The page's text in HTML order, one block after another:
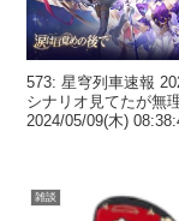
573: 星穹列車速報
シナリオ見てたが無
2024/05/09(木)
雑談